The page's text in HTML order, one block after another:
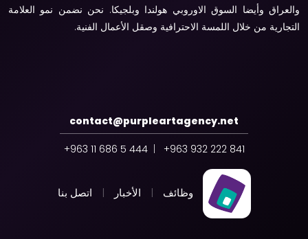
والعراق وأيضا السوق الاوروبي هولندا وبلجيكا. نحن نضمن نمو العلامة
التجارية من خلال اللمسة الاحترافية وصقل الأعمال الفنية.
contact@purpleartagency.net
841 222 932 963+
|
444 5 686 11 963+
وظائف | الأخبار | اتصل بنا